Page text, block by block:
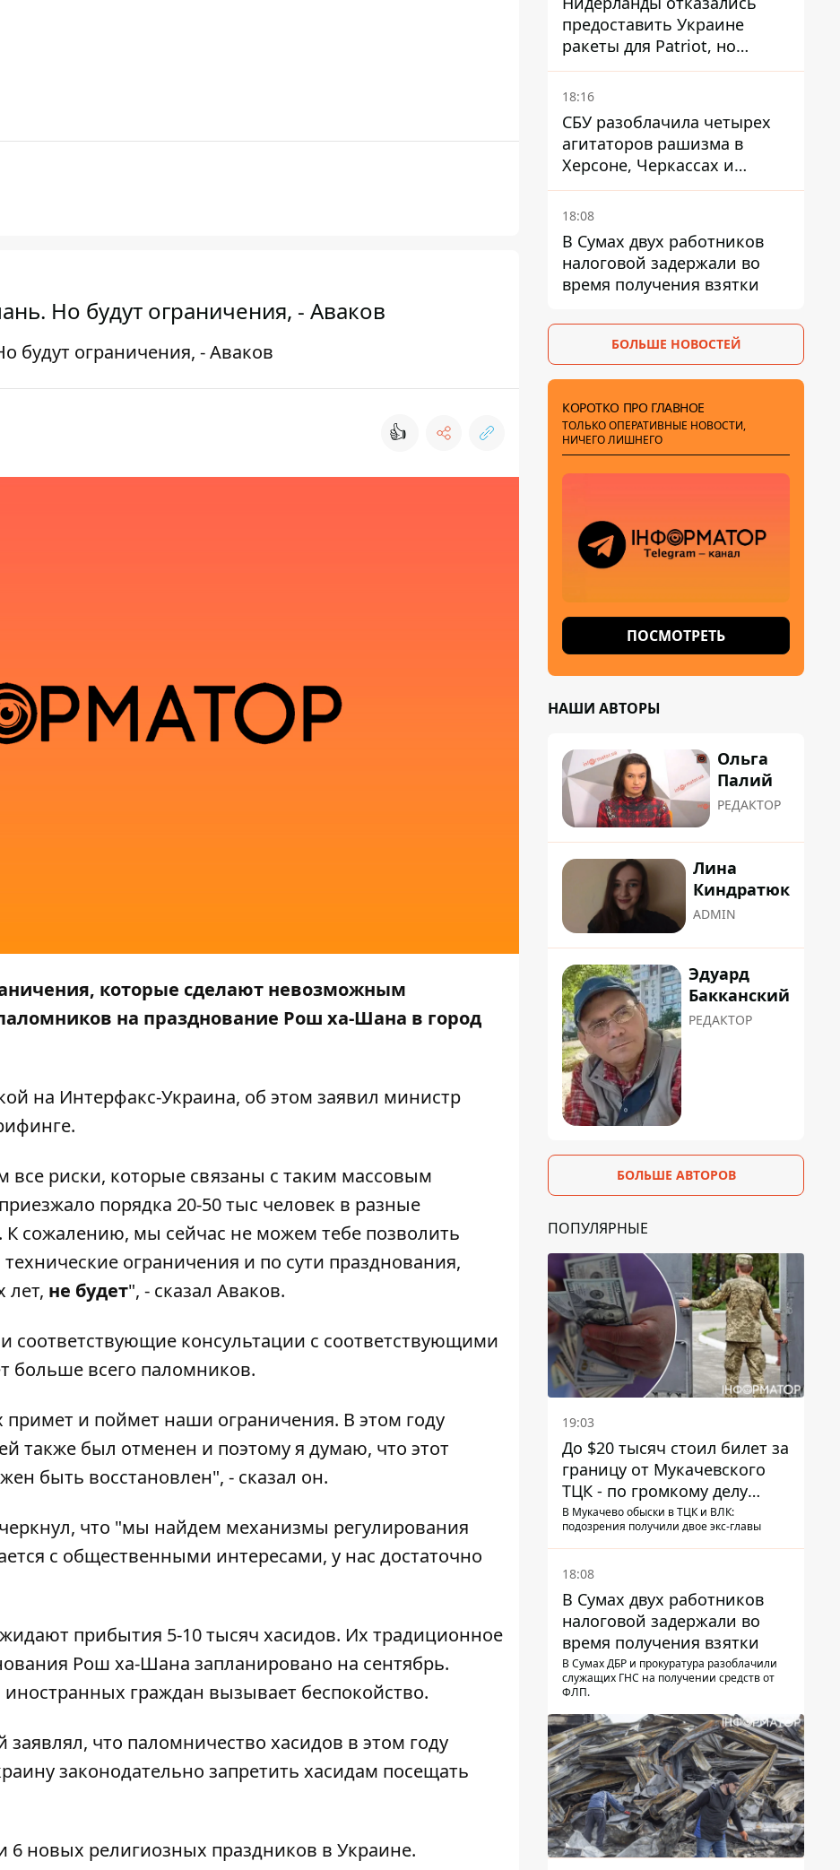
Но будут ограничения, - Аваков
будут ограничения, - Аваков
👍
которые сделают невозможным
на празднование Рош ха-Шана в город
на Интерфакс-Украина, об этом заявил министр
риски, которые связаны с таким массовым
порядка 20-50 тыс человек в разные
сожалению, мы сейчас не можем тебе позволить
ограничения и по сути празднования,
лет, не будет", - сказал Аваков.
соответствующие консультации с соответствующими
больше всего паломников.
и поймет наши ограничения. В этом году
также был отменен и поэтому я думаю, что этот
быть восстановлен", - сказал он.
что "мы найдем механизмы регулирования
с общественными интересами, у нас достаточно
прибытия 5-10 тысяч хасидов. Их традиционное
Рош ха-Шана запланировано на сентябрь.
граждан вызывает беспокойство.
заявлял, что паломничество хасидов в этом году
законодательно запретить хасидам посещать
6 новых религиозных праздников в Украине.
предоставить Украине
ракеты для Patriot, но
готовы помочь иначе
18:16
СБУ разоблачила четырех
агитаторов рашизма в
Херсоне, Черкассах и
Сумской области
18:08
В Сумах двух работников
налоговой задержали во
время получения взятки
БОЛЬШЕ НОВОСТЕЙ
КОРОТКО ПРО ГЛАВНОЕ
ТОЛЬКО ОПЕРАТИВНЫЕ НОВОСТИ,
НИЧЕГО ЛИШНЕГО
ПОСМОТРЕТЬ
НАШИ АВТОРЫ
Ольга
Палий
РЕДАКТОР
Лина
Киндратюк
ADMIN
Эдуард
Бакканский
РЕДАКТОР
БОЛЬШЕ АВТОРОВ
ПОПУЛЯРНЫЕ
19:03
До $20 тысяч стоил билет за
границу от Мукачевского
ТЦК - по громкому делу
первые подозрения
получили двое бывших
руководителей
В Мукачево обыски в ТЦК и ВЛК:
подозрения получили двое экс-главы
18:08
В Сумах двух работников
налоговой задержали во
время получения взятки
В Сумах ДБР и прокуратура разоблачили
служащих ГНС на получении средств от
ФЛП.